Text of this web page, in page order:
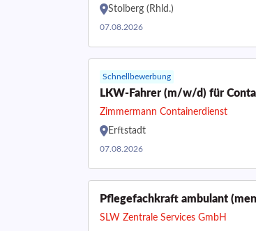
Stolberg (Rhld.)
07.08.2026
Schnellbewerbung
LKW-Fahrer (m/w/d) für
Zimmermann Containerdienst
Erftstadt
07.08.2026
Pflegefachkraft ambulant
SLW Zentrale Services GmbH